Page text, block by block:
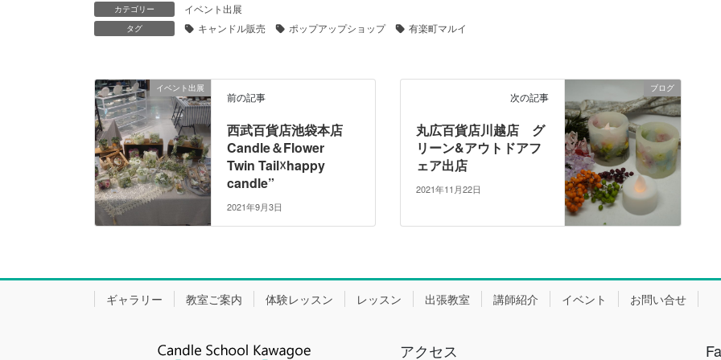
カテゴリー イベント出展
タグ キャンドル販売 ポップアップショップ 有楽町マルイ
イベント出展
前の記事
西武百貨店池袋本店
Candle＆Flower
Twin Tail☓happy
candle”
2021年9月3日
ブログ
次の記事
丸広百貨店川越店 グ
リーン&アウトドアフ
ェア出店
2021年11月22日
ギャラリー 教室ご案内 体験レッスン レッスン 出張教室 講師紹介 イベント お問い合せ
アクセス